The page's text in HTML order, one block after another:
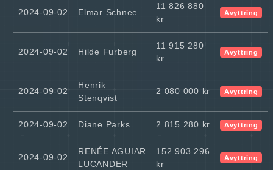
2024-09-02 Elmar Schnee
11 826 880
kr
Avyttring
2024-09-02 Hilde Furberg
11 915 280
kr
Avyttring
2024-09-02
Henrik
Stenqvist
2 080 000 kr Avyttring
2024-09-02 Diane Parks 2 815 280 kr Avyttring
2024-09-02
RENÉE AGUIAR
LUCANDER
152 903 296
kr
Avyttring